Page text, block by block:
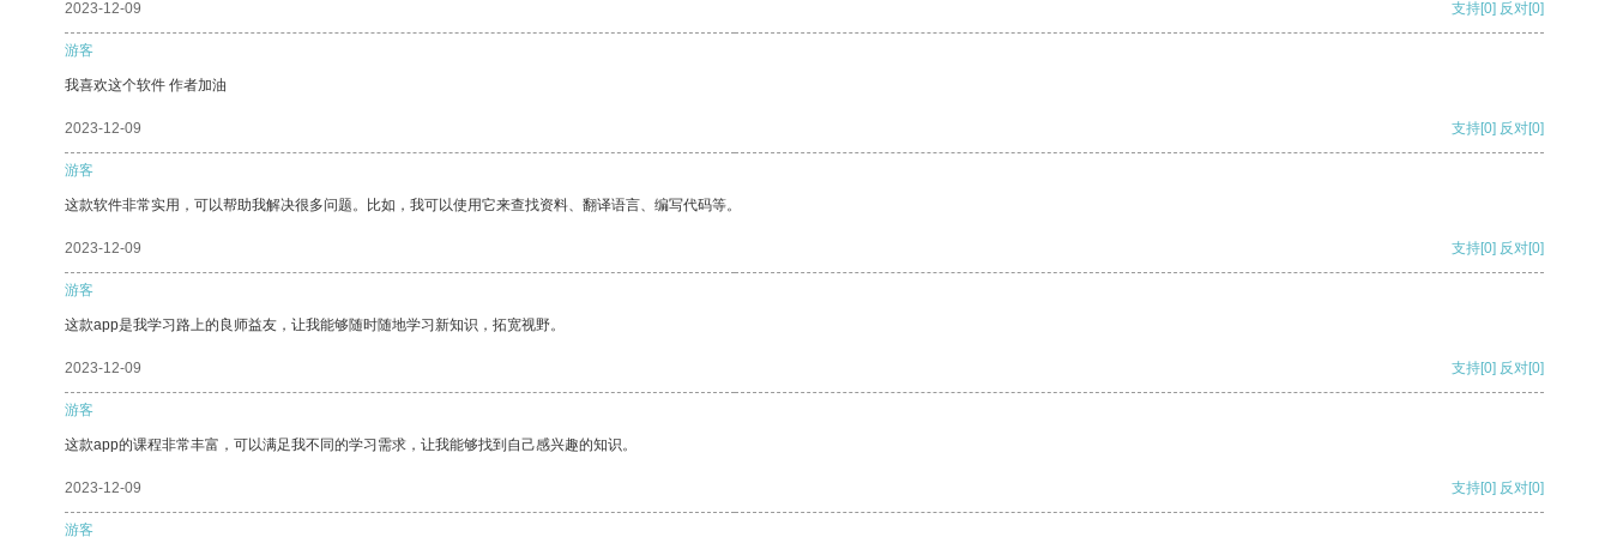
2023-12-09 支持[0] 反对[0]
游客
我喜欢这个软件 作者加油
2023-12-09 支持[0] 反对[0]
游客
这款软件非常实用，可以帮助我解决很多问题。比如，我可以使用它来查找资料、翻译语言、编写代码等。
2023-12-09 支持[0] 反对[0]
游客
这款app是我学习路上的良师益友，让我能够随时随地学习新知识，拓宽视野。
2023-12-09 支持[0] 反对[0]
游客
这款app的课程非常丰富，可以满足我不同的学习需求，让我能够找到自己感兴趣的知识。
2023-12-09 支持[0] 反对[0]
游客